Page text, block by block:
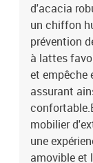
d'acacia
un chiffon
prévention
à lattes
et
assurant
mobilier
une
amovible et